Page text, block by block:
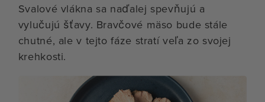
Svalové vlákna sa naďalej spevňujú a
vylučujú šťavy. Bravčové mäso bude stále
chutné, ale v tejto fáze stratí veľa zo svojej
krehkosti.